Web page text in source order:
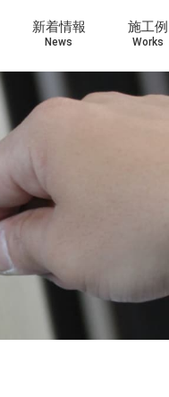
新着情報
News
施工例
Works